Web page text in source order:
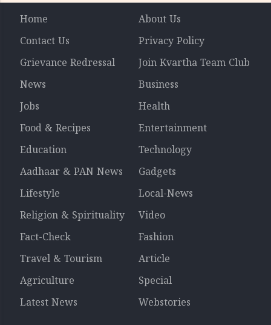
Home
About Us
Contact Us
Privacy Policy
Grievance Redressal
Join Kvartha Team Club
News
Business
Jobs
Health
Food & Recipes
Entertainment
Education
Technology
Aadhaar & PAN News
Gadgets
Lifestyle
Local-News
Religion & Spirituality
Video
Fact-Check
Fashion
Travel & Tourism
Article
Agriculture
Special
Latest News
Webstories